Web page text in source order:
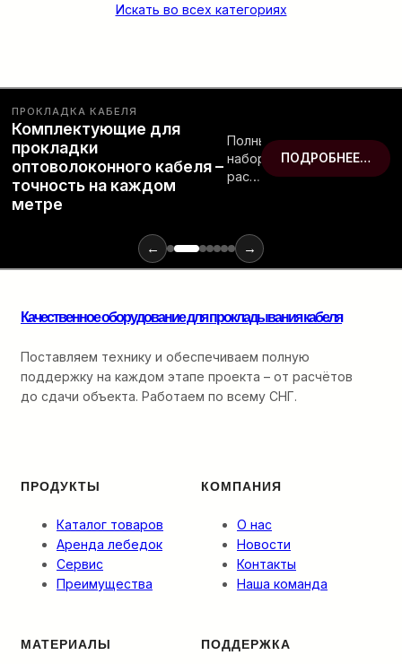
Искать во всех категориях
ПРОКЛАДКА КАБЕЛЯ
Комплектующие для
прокладки
оптоволоконного кабеля –
точность на каждом
метре
Полный
набор
расходных
для
монтажа
ввода
кабельную
канализацию
до
ПОДРОБНЕЕ…
← →
Качественное оборудование для прокладывания кабеля
Поставляем технику и обеспечиваем полную
поддержку на каждом этапе проекта – от расчётов
до сдачи объекта. Работаем по всему СНГ.
ПРОДУКТЫ
Каталог товаров
Аренда лебедок
Сервис
Преимущества
КОМПАНИЯ
О нас
Новости
Контакты
Наша команда
МАТЕРИАЛЫ ПОДДЕРЖКА